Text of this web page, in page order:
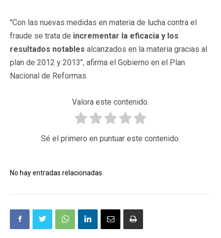
"Con las nuevas medidas en materia de lucha contra el
fraude se trata de incrementar la eficacia y los
resultados notables alcanzados en la materia gracias al
plan de 2012 y 2013", afirma el Gobierno en el Plan
Nacional de Reformas.
Valora este contenido.
Sé el primero en puntuar este contenido.
No hay entradas relacionadas